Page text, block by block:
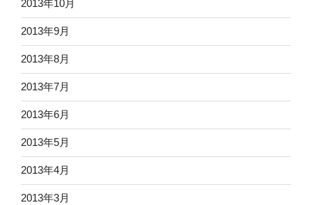
2013年10月
2013年9月
2013年8月
2013年7月
2013年6月
2013年5月
2013年4月
2013年3月